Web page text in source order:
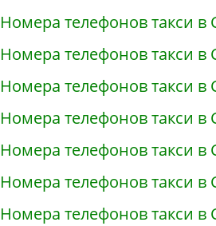
Номера телефонов такси в
Номера телефонов такси в
Номера телефонов такси в
Номера телефонов такси в
Номера телефонов такси в
Номера телефонов такси в
Номера телефонов такси в